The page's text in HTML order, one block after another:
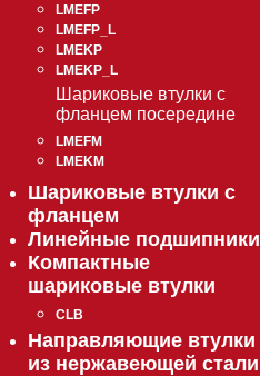
LMEFP
LMEFP_L
LMEKP
LMEKP_L
Шариковые втулки с
фланцем посередине
LMEFM
LMEKM
Шариковые втулки с
фланцем
Линейные подшипники
Компактные
шариковые втулки
CLB
Направляющие втулки
из нержавеющей стали